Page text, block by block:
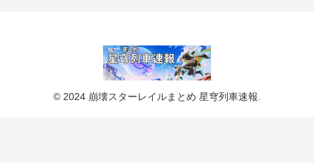
© 2024 崩壊スターレイルまとめ 星穹列車速報.